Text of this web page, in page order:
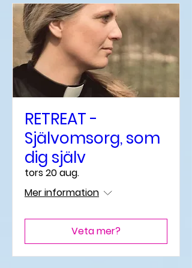
RETREAT -
Självomsorg, som
dig själv
tors 20 aug.
Mer information
Veta mer?